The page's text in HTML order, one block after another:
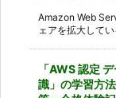
Amazon Web
ェアを拡大して
「AWS 認定
識」の学習方